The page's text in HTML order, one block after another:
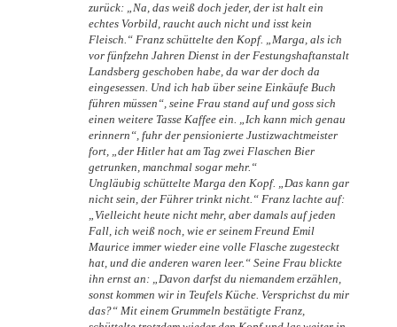
zurück: „Na, das weiß doch jeder, der ist halt ein
echtes Vorbild, raucht auch nicht und isst kein
Fleisch.“ Franz schüttelte den Kopf. „Marga, als ich
vor fünfzehn Jahren Dienst in der Festungshaftanstalt
Landsberg geschoben habe, da war der doch da
eingesessen. Und ich hab über seine Einkäufe Buch
führen müssen“, seine Frau stand auf und goss sich
einen weitere Tasse Kaffee ein. „Ich kann mich genau
erinnern“, fuhr der pensionierte Justizwachtmeister
fort, „der Hitler hat am Tag zwei Flaschen Bier
getrunken, manchmal sogar mehr.“
Ungläubig schüttelte Marga den Kopf. „Das kann gar
nicht sein, der Führer trinkt nicht.“ Franz lachte auf:
„Vielleicht heute nicht mehr, aber damals auf jeden
Fall, ich weiß noch, wie er seinem Freund Emil
Maurice immer wieder eine volle Flasche zugesteckt
hat, und die anderen waren leer.“ Seine Frau blickte
ihn ernst an: „Davon darfst du niemandem erzählen,
sonst kommen wir in Teufels Küche. Versprichst du mir
das?“ Mit einem Grummeln bestätigte Franz,